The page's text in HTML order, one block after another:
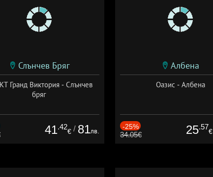
Слънчев Бряг
Гранд Виктория - Слънчев
бряг
41.42
€ / 81лв.
Албена
Оазис - Албена
-25%
34.05€ 25.57
€